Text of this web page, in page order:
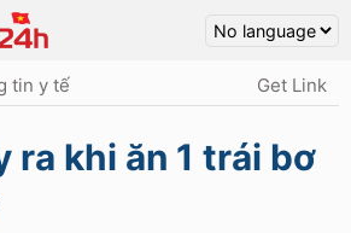
tin y tế Get Link
ra khi ăn 1 trái bơ